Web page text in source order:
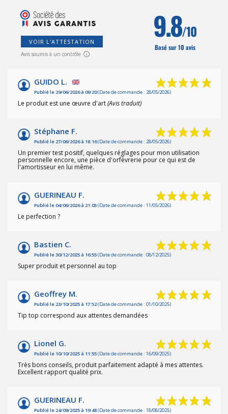
VOIR L'ATTESTATION
Avis soumis à un contrôle
9.8/10
Basé sur 10 avis
GUIDO L.
Publié le 29/06/2026 à 09:20(Date de commande : 28/05/2026)
Le produit est une œuvre d'art(Avis traduit)
Stéphane F.
Publié le 27/06/2026 à 18:16(Date de commande : 28/05/2026)
Un premier test positif, quelques réglages pour mon utilisation
personnelle encore, une pièce d'orfèvrerie pour ce qui est de
l'amortisseur en lui même.
GUERINEAU F.
Publié le 04/06/2026 à 21:05(Date de commande : 11/05/2026)
Le perfection ?
Bastien C.
Publié le 30/12/2025 à 16:55(Date de commande : 08/12/2025)
Super produit et personnel au top
Geoffrey M.
Publié le 23/10/2025 à 17:52(Date de commande : 01/10/2025)
Tip top correspond aux attentes demandées
Lionel G.
Publié le 10/10/2025 à 11:55(Date de commande : 16/09/2025)
Très bons conseils, produit parfaitement adapté à mes attentes.
Excellent rapport qualité prix.
GUERINEAU F.
Publié le 24/09/2025 à 19:48(Date de commande : 18/08/2025)